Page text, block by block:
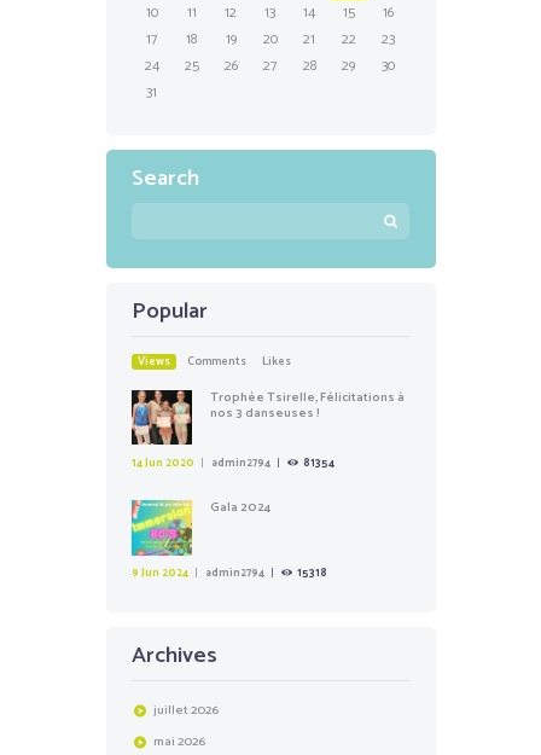
10
11 12 13 14 15
16
17
18 19 20 21 22
23
24
25 26 27 28 29
30
31
Search
Popular
Views Comments Likes
Trophée Tsirelle, Félicitations à
nos 3 danseuses !
14 Jun 2020 admin2794 81354
Gala 2024
9 Jun 2024 admin2794 15318
Archives
juillet2026
mai2026